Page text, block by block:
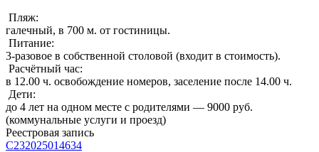
Пляж:
галечный, в 700 м. от гостиницы.
Питание:
3-разовое в собственной столовой (входит в стоимость).
Расчётный час:
в 12.00 ч. освобождение номеров, заселение после 14.00 ч.
Дети:
до 4 лет на одном месте с родителями — 9000 руб.
(коммунальные услуги и проезд)
Реестровая запись
С232025014634